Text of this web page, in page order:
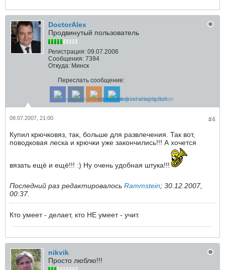
DoctorAlex
Продвинутый пользователь
Регистрация: 09.07.2006
Сообщения: 7394
Откуда: Минск
Переслать сообщение:
#4
08.07.2007, 21:00
Купил крючковяз, так, больше для развлечения. Так вот,
поводковая леска и крючки уже закончились!!! А хочется
вязать ещё и ещё!!! :) Ну очень удобная штука!!!
Последний раз редактировалось Rammstein; 30.12.2007,
00:37.
Кто умеет - делает, кто НЕ умеет - учит.
nikvik
Просто люблю!!!